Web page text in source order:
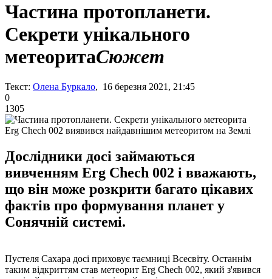
Частина протопланети.
Секрети унікального
метеоритаСюжет
Текст: Олена Буркало, 16 березня 2021, 21:45
0
1305
Erg Chech 002 виявився найдавнішим метеоритом на Землі
Дослідники досі займаються
вивченням Erg Chech 002 і вважають,
що він може розкрити багато цікавих
фактів про формування планет у
Сонячній системі.
Пустеля Сахара досі приховує таємниці Всесвіту. Останнім
таким відкриттям став метеорит Erg Chech 002, який з'явився